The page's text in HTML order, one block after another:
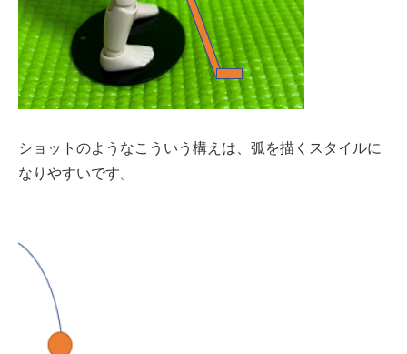
ショットのようなこういう構えは、弧を描くスタイルに
なりやすいです。